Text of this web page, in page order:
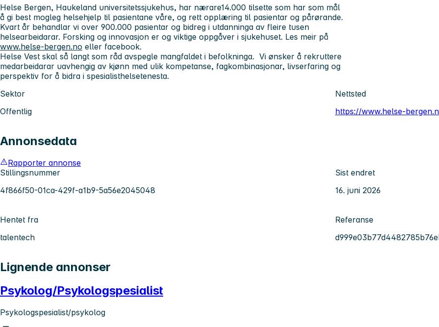
Helse Bergen, Haukeland universitetssjukehus, har nærare14.000 tilsette som har som mål
å gi best mogleg helsehjelp til pasientane våre, og rett opplæring til pasientar og pårørande.
Kvart år behandlar vi over 900.000 pasientar og bidreg i utdanninga av fleire tusen
helsearbeidarar. Forsking og innovasjon er og viktige oppgåver i sjukehuset. Les meir på
www.helse-bergen.no eller facebook.
Helse Vest skal så langt som råd avspegle mangfaldet i befolkninga. Vi ønsker å rekruttere
medarbeidarar uavhengig av kjønn med ulik kompetanse, fagkombinasjonar, livserfaring og
perspektiv for å bidra i spesialisthelsetenesta.
Sektor
Offentlig
Nettsted
https://www.helse-
Annonsedata
Rapporter annonse
Stillingsnummer
4f866f50-01ca-429f-a1b9-5a56e2045048
Sist endret
16. juni 2026
Hentet fra
talentech
Referanse
Lignende annonser
Psykolog/Psykologspesialist
Psykologspesialist/psykolog